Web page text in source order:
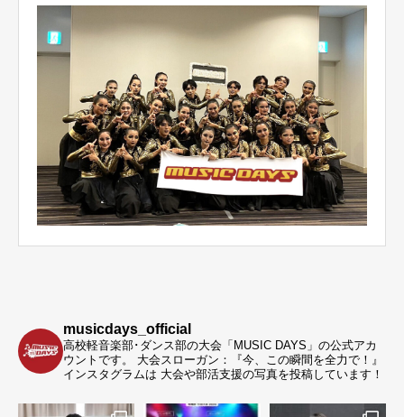
musicdays_official
高校軽音楽部･ダンス部の大会「MUSIC DAYS」の公式アカ
ウントです。
大会スローガン：『今、この瞬間を全力で！』
インスタグラムは 大会や部活支援の写真を投稿しています！